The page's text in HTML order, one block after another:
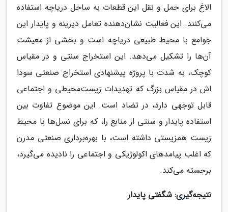
الاغ برای حمل و نقل این قطعات به ساحل دریاچه استفاده
می‌کنند. این فعالیت نشان‌دهنده تعامل دیرینه و پایدار این
جوامع با محیط طبیعی دریاچه است و بخشی از معیشت
آن‌ها را تشکیل می‌دهد. این استخراج سنتی و در مقیاس
کوچک، به شدت با پروژه پیشنهادی استخراج صنعتی سودا
اش در مقیاس بزرگ که تهدیدات زیست‌محیطی و اجتماعی
قابل توجهی دارد، در تضاد است. این موضوع تفاوت بین
استفاده پایدار و سنتی از منابع را، که برای نسل‌ها با محیط
زیست همزیستی داشته است، با بهره‌برداری صنعتی مدرن
که اغلب پیامدهای اکولوژیکی و اجتماعی را نادیده می‌گیرد،
برجسته می‌کند.
نتیجه‌گیری: شگفتی پایدار